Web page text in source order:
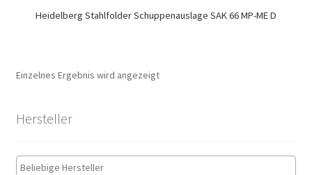
Heidelberg Stahlfolder Schuppenauslage SAK 66 MP-ME D
Einzelnes Ergebnis wird angezeigt
Hersteller